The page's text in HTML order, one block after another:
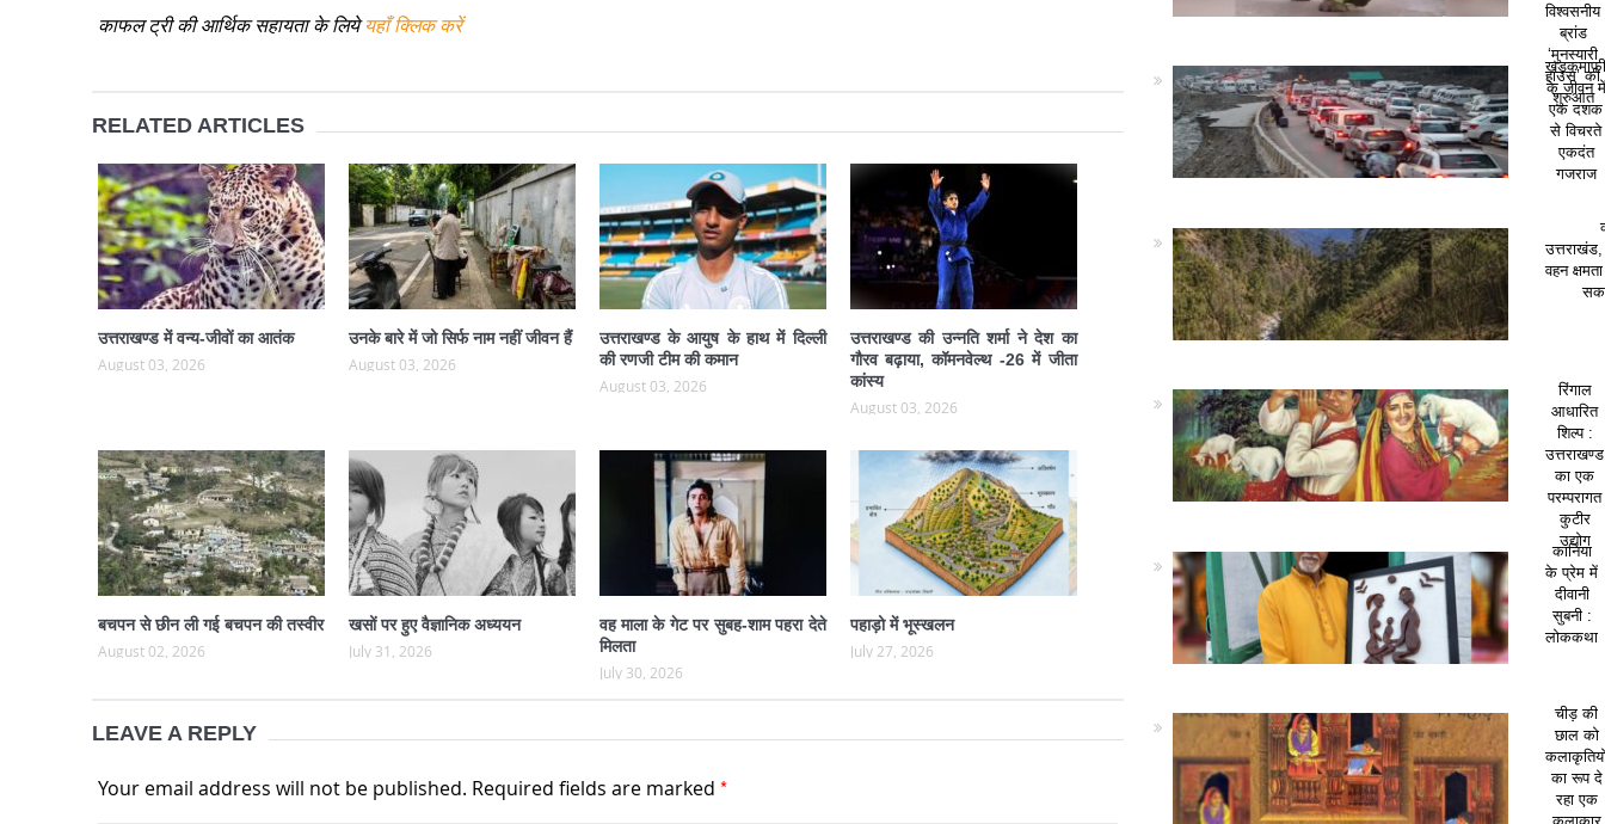
काफल ट्री की आर्थिक सहायता के लियेयहाँ क्लिक करें
RELATED ARTICLES
उत्तराखण्ड में वन्य-जीवों का आतंक
August 03, 2026
उनके बारे में जो सिर्फ नाम नहीं जीवन हैं
August 03, 2026
उत्तराखण्ड के आयुष के हाथ में दिल्ली
की रणजी टीम की कमान
August 03, 2026
उत्तराखण्ड की उन्नति शर्मा ने देश का
गौरव बढ़ाया, कॉमनवेल्थ -26 में जीता
कांस्य
August 03, 2026
बचपन से छीन ली गई बचपन की तस्वीर
August 02, 2026
खसों पर हुए वैज्ञानिक अध्ययन
July 31, 2026
वह माला के गेट पर सुबह-शाम पहरा देते
मिलता
July 30, 2026
पहाड़ो में भूस्खलन
July 27, 2026
LEAVE A REPLY
Your email address will not be published. Required fields are marked *
विश्वसनीय
ब्रांड
‘मुनस्यारी
हाउस’ की
शुरुआत
के जीवन में
एक दशक
से विचरते
एकदंत
गजराज
उत्तराखंड,
वहन
रिंगाल
आधारित
शिल्प :
उत्तराखण्ड
का एक
परम्परागत
कुटीर
उद्योग
कानिया
के प्रेम में
दीवानी
सुबनी :
लोककथा
चीड़ की
छाल को
का रूप दे
रहा एक
कलाकार